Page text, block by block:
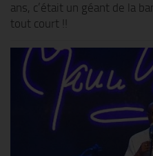
ans, c’était un géant de la
tout court !!